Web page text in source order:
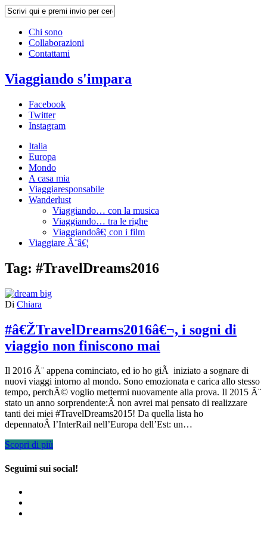
Chi sono
Collaborazioni
Contattami
Viaggiando s'impara
Facebook
Twitter
Instagram
Italia
Europa
Mondo
A casa mia
Viaggiaresponsabile
Wanderlust
Viaggiando… con la musica
Viaggiando… tra le righe
Viaggiandoâ€¦ con i film
Viaggiare Ã¨â€¦
Tag: #TravelDreams2016
Di Chiara
#â€ŽTravelDreams2016â€¬, i sogni di
viaggio non finiscono mai
Il 2016 Ã¨ appena cominciato, ed io ho giÃ iniziato a sognare di
nuovi viaggi intorno al mondo. Sono emozionata e carica allo stesso
tempo, perchÃ© voglio mettermi nuovamente alla prova. Il 2015 Ã¨
stato un anno sorprendente:Â non avrei mai pensato di realizzare
tanti dei miei #TravelDreams2015! Da quella lista ho
depennatoÂ l’InterRail nell’Europa dell’Est: un…
Scopri di più
Seguimi sui social!